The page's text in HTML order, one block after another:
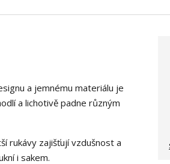
a jemnému materiálu je
a lichotivě padne různým
rukávy zajišťují vzdušnost a
i sakem.